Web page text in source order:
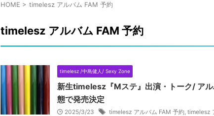
HOME > timelesz アルバム FAM 予約
timelesz アルバム FAM 予約
timelesz /中島健人/ Sexy Zone
新生timelesz『Mステ』出演・トーク/ ア
態で発売決定
2025/3/23 timelesz アルバム FAM 予約, timelesz